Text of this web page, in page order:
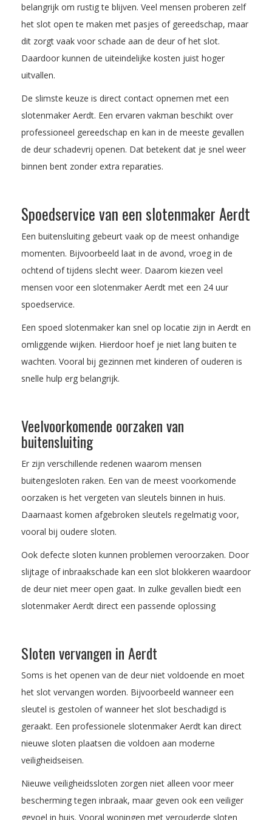
belangrijk om rustig te blijven. Veel mensen proberen zelf
het slot open te maken met pasjes of gereedschap, maar
dit zorgt vaak voor schade aan de deur of het slot.
Daardoor kunnen de uiteindelijke kosten juist hoger
uitvallen.
De slimste keuze is direct contact opnemen met een
slotenmaker Aerdt. Een ervaren vakman beschikt over
professioneel gereedschap en kan in de meeste gevallen
de deur schadevrij openen. Dat betekent dat je snel weer
binnen bent zonder extra reparaties.
Spoedservice van een slotenmaker Aerdt
Een buitensluiting gebeurt vaak op de meest onhandige
momenten. Bijvoorbeeld laat in de avond, vroeg in de
ochtend of tijdens slecht weer. Daarom kiezen veel
mensen voor een slotenmaker Aerdt met een 24 uur
spoedservice.
Een spoed slotenmaker kan snel op locatie zijn in Aerdt en
omliggende wijken. Hierdoor hoef je niet lang buiten te
wachten. Vooral bij gezinnen met kinderen of ouderen is
snelle hulp erg belangrijk.
Veelvoorkomende oorzaken van
buitensluiting
Er zijn verschillende redenen waarom mensen
buitengesloten raken. Een van de meest voorkomende
oorzaken is het vergeten van sleutels binnen in huis.
Daarnaast komen afgebroken sleutels regelmatig voor,
vooral bij oudere sloten.
Ook defecte sloten kunnen problemen veroorzaken. Door
slijtage of inbraakschade kan een slot blokkeren waardoor
de deur niet meer open gaat. In zulke gevallen biedt een
slotenmaker Aerdt direct een passende oplossing
Sloten vervangen in Aerdt
Soms is het openen van de deur niet voldoende en moet
het slot vervangen worden. Bijvoorbeeld wanneer een
sleutel is gestolen of wanneer het slot beschadigd is
geraakt. Een professionele slotenmaker Aerdt kan direct
nieuwe sloten plaatsen die voldoen aan moderne
veiligheidseisen.
Nieuwe veiligheidssloten zorgen niet alleen voor meer
bescherming tegen inbraak, maar geven ook een veiliger
gevoel in huis. Vooral woningen met verouderde sloten